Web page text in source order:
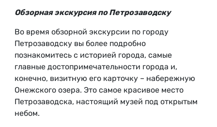
Обзорная экскурсия по Петрозаводску
Во время обзорной экскурсии по городу
Петрозаводску вы более подробно
познакомитесь с историей города, самые
главные достопримечательности города и,
конечно, визитную его карточку – набережную
Онежского озера. Это самое красивое место
Петрозаводска, настоящий музей под открытым
небом.